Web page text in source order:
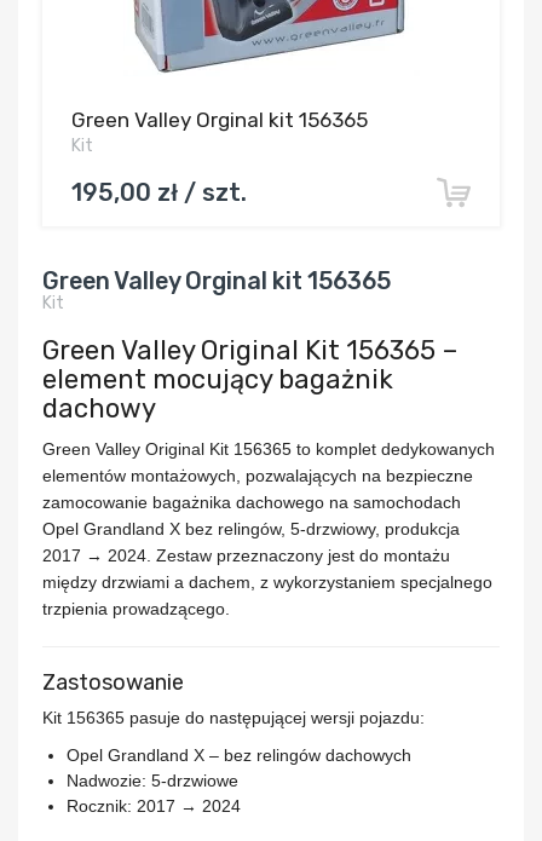
Green Valley Orginal kit 156365
Kit
195,00 zł / szt.
Green Valley Orginal kit 156365
Kit
Green Valley Original Kit 156365 –
element mocujący bagażnik
dachowy
Green Valley Original Kit 156365 to komplet dedykowanych
elementów montażowych, pozwalających na bezpieczne
zamocowanie bagażnika dachowego na samochodach
Opel Grandland X bez relingów, 5-drzwiowy, produkcja
2017 → 2024. Zestaw przeznaczony jest do montażu
między drzwiami a dachem, z wykorzystaniem specjalnego
trzpienia prowadzącego.
Zastosowanie
Kit 156365 pasuje do następującej wersji pojazdu:
Opel Grandland X – bez relingów dachowych
Nadwozie: 5-drzwiowe
Rocznik: 2017 → 2024